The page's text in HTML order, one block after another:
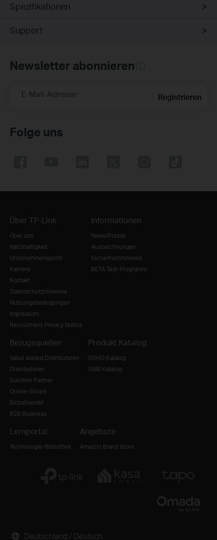
Spezifikationen
Support
Newsletter abonnieren
E-Mail-Adresse Registrieren
Folge uns
Über TP-Link
Über uns
Nachhaltigkeit
Unternehmensprofil
Karriere
Kontakt
Datenschutzhinweise
Nutzungsbedingungen
Impressum
Recruitment Privacy Notice
Informationen
News/Presse
Auszeichnungen
Sicherheitshinweis
BETA Test-Programm
Bezugsquellen
Value Added Distributoren
Distributoren
Solution Partner
Online-Shops
Einzelhandel
B2B Business
Produkt Katalog
SOHO Katalog
SMB Katalog
Lernportal
Technologie-Bibliothek
Angebote
Amazon Brand Store
Deutschland / Deutsch